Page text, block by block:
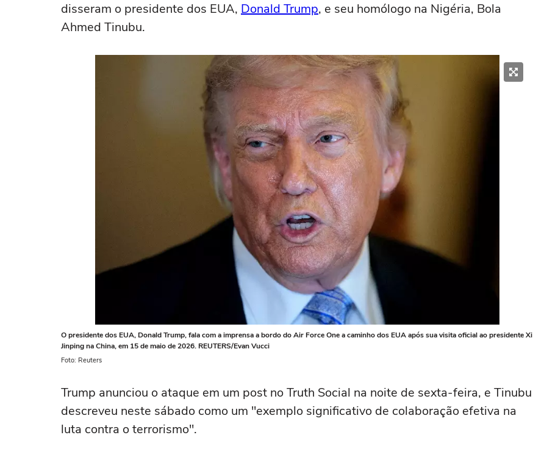
disseram o ‌presidente dos EUA, Donald Trump, e seu homólogo na ‌Nigéria, Bola
Ahmed Tinubu.
O presidente dos EUA, Donald Trump, fala com a imprensa a bordo do Air Force One a caminho dos EUA após sua visita oficial ao presidente Xi
Jinping na China, em 15 de maio de 2026. REUTERS/Evan Vucci
Foto: Reuters
Trump ‌anunciou o ataque em ⁠um post no Truth Social na noite de sexta-feira, e Tinubu
descreveu neste sábado como um "exemplo significativo de colaboração efetiva na
luta ‌contra o terrorismo".